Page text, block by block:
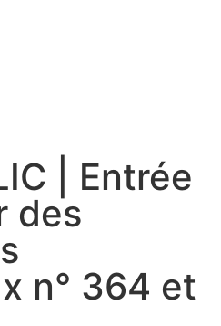
| Entrée
des
n° 364 et